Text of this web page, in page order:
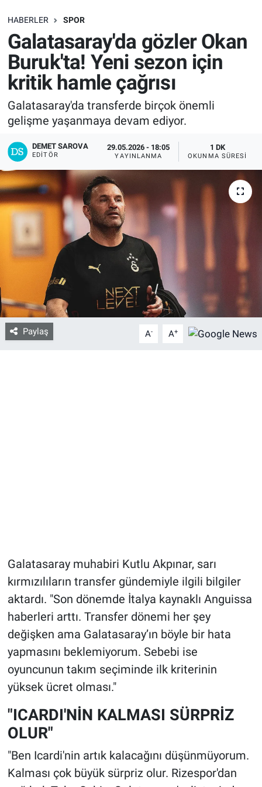
HABERLER SPOR
Galatasaray'da gözler Okan
Buruk'ta! Yeni sezon için
kritik hamle çağrısı
Galatasaray'da transferde birçok önemli
gelişme yaşanmaya devam ediyor.
DEMET SAROVA
EDITÖR
29.05.2026 - 18:05
YAYINLANMA
1 DK
OKUNMA SÜRESI
Paylaş A- A+
Galatasaray muhabiri Kutlu Akpınar, sarı
kırmızılıların transfer gündemiyle ilgili bilgiler
aktardı. "Son dönemde İtalya kaynaklı Anguissa
haberleri arttı. Transfer dönemi her şey
değişken ama Galatasaray’ın böyle bir hata
yapmasını beklemiyorum. Sebebi ise
oyuncunun takım seçiminde ilk kriterinin
yüksek ücret olması."
"ICARDI'NİN KALMASI SÜRPRİZ
OLUR"
"Ben Icardi'nin artık kalacağını düşünmüyorum.
Kalması çok büyük sürpriz olur. Rizespor'dan
SAĞLIK
EKONOMİ
EĞİTİM
ÖZEL HABER
Keşfet
ASTROLOJİ
MANŞET
RESMİ İLANLAR
İLAN
Bize ulaşın
İletişim/Künye